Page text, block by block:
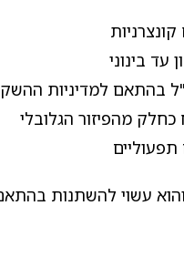
עד בינוני
בהתאם למדיניות
מהפיזור הגלובלי
תפעוליים
עשוי להשתנות